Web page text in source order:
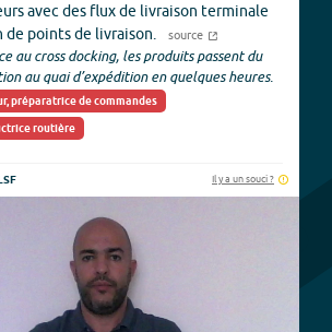
avec des flux de livraison terminale
points de livraison.
source
au cross docking, les produits passent du
au quai d’expédition en quelques heures.
préparatrice de commandes
routière
Il y a un souci ?